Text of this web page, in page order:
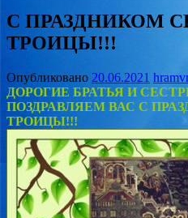
С ПРАЗДНИКОМ
ТРОИЦЫ!!!
Опубликовано 20.06.2021
ДОРОГИЕ БРАТЬЯ И
ПОЗДРАВЛЯЕМ ВАС С
ТРОИЦЫ!!!